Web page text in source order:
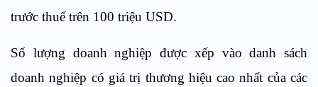
trước thuế trên 100 triệu USD.
Số lượng doanh nghiệp được xếp vào danh sách
doanh nghiệp có giá trị thương hiệu cao nhất của các